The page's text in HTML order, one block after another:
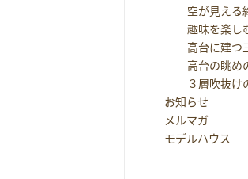
空が見える
趣味を楽し
高台に建つ
高台の眺め
３層吹抜け
お知らせ
メルマガ
モデルハウス